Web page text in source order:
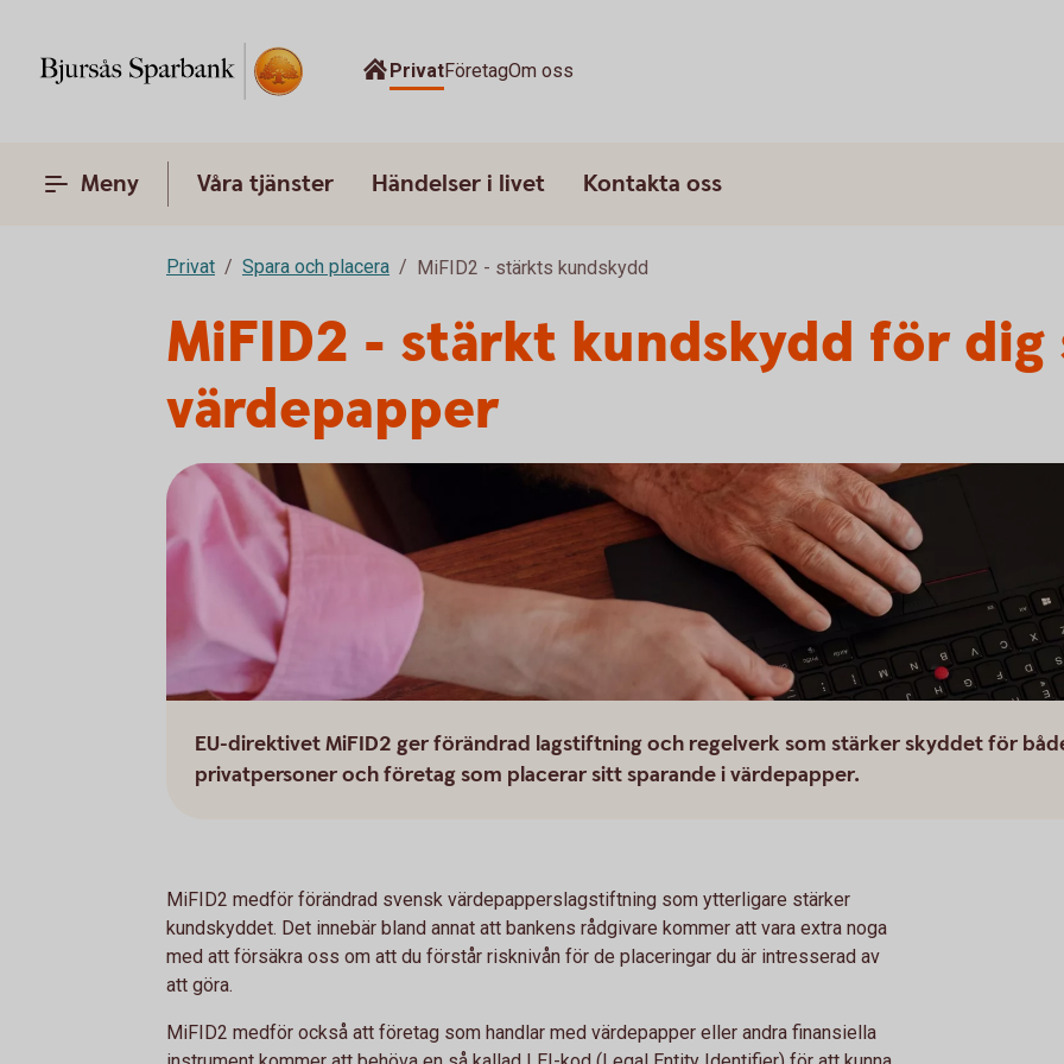
PrivatFöretagOm oss
Meny Våra tjänster Händelser i livet Kontakta oss
Privat Spara och placera MiFID2 - stärkts kundskydd
MiFID2 - stärkt kundskydd för dig
värdepapper
EU-direktivet MiFID2 ger förändrad lagstiftning och regelverk som stärker skyddet för
privatpersoner och företag som placerar sitt sparande i värdepapper.
MiFID2 medför förändrad svensk värdepapperslagstiftning som ytterligare stärker
kundskyddet. Det innebär bland annat att bankens rådgivare kommer att vara extra noga
med att försäkra oss om att du förstår risknivån för de placeringar du är intresserad av
att göra.
MiFID2 medför också att företag som handlar med värdepapper eller andra finansiella